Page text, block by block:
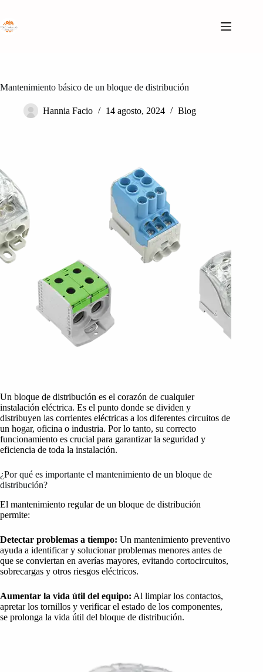
contenido
Mantenimiento básico de un bloque de distribución
Hannia Facio 14 agosto, 2024 Blog
Un bloque de distribución es el corazón de cualquier
instalación eléctrica. Es el punto donde se dividen y
distribuyen las corrientes eléctricas a los diferentes circuitos de
un hogar, oficina o industria. Por lo tanto, su correcto
funcionamiento es crucial para garantizar la seguridad y
eficiencia de toda la instalación.
¿Por qué es importante el mantenimiento de un bloque de
distribución?
El mantenimiento regular de un bloque de distribución
permite:
Detectar problemas a tiempo: Un mantenimiento preventivo
ayuda a identificar y solucionar problemas menores antes de
que se conviertan en averías mayores, evitando cortocircuitos,
sobrecargas y otros riesgos eléctricos.
Aumentar la vida útil del equipo: Al limpiar los contactos,
apretar los tornillos y verificar el estado de los componentes,
se prolonga la vida útil del bloque de distribución.